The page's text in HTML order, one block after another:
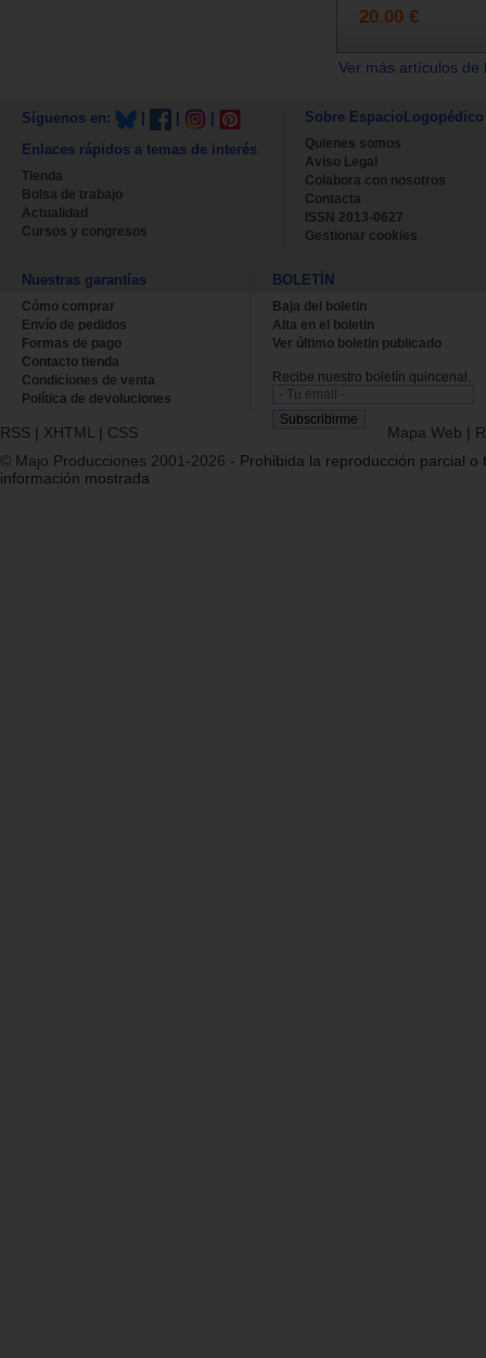
20.00 €
Ver más artículos
Síguenos en:
Enlaces rápidos a temas de interés
Tienda
Bolsa de trabajo
Actualidad
Cursos y congresos
Sobre EspacioLogopédico
Quienes somos
Aviso Legal
Colabora con nosotros
Contacta
ISSN 2013-0627
Gestionar cookies
Nuestras garantías
Cómo comprar
Envío de pedidos
Formas de pago
Contacto tienda
Condiciones de venta
Política de devoluciones
BOLETÍN
Baja del boletin
Alta en el boletin
Ver último boletin publicado
Recibe nuestro boletín quincenal.
RSS | XHTML | CSS Mapa Web |
© Majo Producciones 2001-2026 - Prohibida la reproducción parcial o
información mostrada